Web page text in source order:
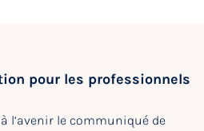
pour les professionnels
l’avenir le communiqué de